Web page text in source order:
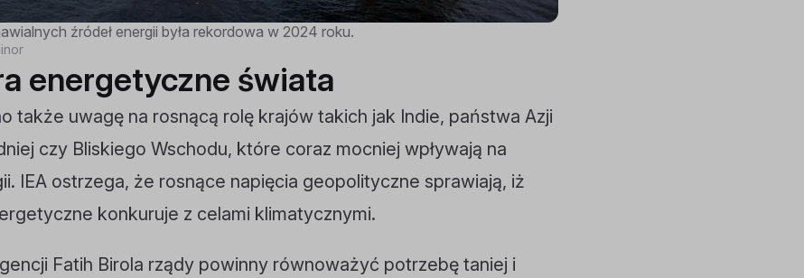
źródeł energii była rekordowa w 2024 roku.
energetyczne świata
także uwagę na rosnącą rolę krajów takich jak Indie, państwa Azji
czy Bliskiego Wschodu, które coraz mocniej wpływają na
IEA ostrzega, że rosnące napięcia geopolityczne sprawiają, iż
konkuruje z celami klimatycznymi.
Fatih Birola rządy powinny równoważyć potrzebę taniej i